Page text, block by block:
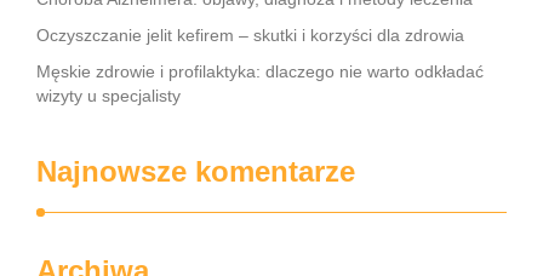
Oczyszczanie jelit kefirem – skutki i korzyści dla zdrowia
Męskie zdrowie i profilaktyka: dlaczego nie warto odkładać
wizyty u specjalisty
Najnowsze komentarze